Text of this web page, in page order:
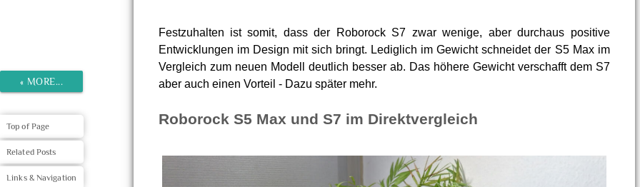
Festzuhalten ist somit, dass der Roborock S7 zwar wenige, aber durchaus positive
Entwicklungen im Design mit sich bringt. Lediglich im Gewicht schneidet der S5 Max im
Vergleich zum neuen Modell deutlich besser ab. Das höhere Gewicht verschafft dem S7
aber auch einen Vorteil - Dazu später mehr.
Roborock S5 Max und S7 im Direktvergleich
« MORE...
Top of Page
Related Posts
Links & Navigation